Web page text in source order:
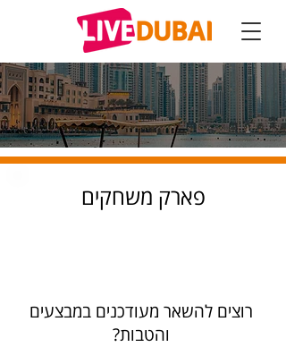
פארק משחקים
רוצים להשאר מעודכנים במבצעים
והטבות?